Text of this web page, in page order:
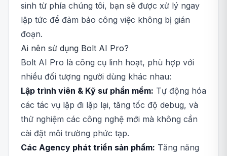
sinh từ phía chúng tôi, bạn sẽ được xử lý ngay
lập tức để đảm bảo công việc không bị gián
đoạn.
Ai nên sử dụng Bolt AI Pro?
Bolt AI Pro là công cụ linh hoạt, phù hợp với
nhiều đối tượng người dùng khác nhau:
Lập trình viên & Kỹ sư phần mềm: Tự động hóa
các tác vụ lặp đi lặp lại, tăng tốc độ debug, và
thử nghiệm các công nghệ mới mà không cần
cài đặt môi trường phức tạp.
Các Agency phát triển sản phẩm: Tăng năng